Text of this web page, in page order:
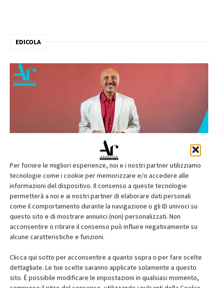
Per fornire le migliori esperienze, noi e i nostri partner utilizziamo
tecnologie come i cookie per memorizzare e/o accedere alle
informazioni del dispositivo. Il consenso a queste tecnologie
permetterà a noi e ai nostri partner di elaborare dati personali
come il comportamento durante la navigazione o gli ID univoci su
questo sito e di mostrare annunci (non) personalizzati. Non
acconsentire o ritirare il consenso può influire negativamente su
alcune caratteristiche e funzioni.
Clicca qui sotto per acconsentire a quanto sopra o per fare scelte
dettagliate. Le tue scelte saranno applicate solamente a questo
sito. È possibile modificare le impostazioni in qualsiasi momento,
EDICOLA